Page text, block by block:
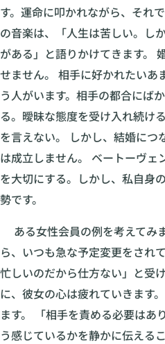
す。運命に叩かれながら、それ
の音楽は、「人生は苦しい。し
がある」と語りかけてきます。
せません。 相手に好かれたいあ
う人がいます。相手の都合にば
る。曖昧な態度を受け入れ続け
を言えない。 しかし、結婚につ
は成立しません。 ベートーヴェ
を大切にする。しかし、私自身
勢です。
ある女性会員の例を考えてみ
ら、いつも急な予定変更をされ
忙しいのだから仕方ない」と受
に、彼女の心は疲れていきます
ます。 「相手を責める必要はあ
う感じているかを静かに伝える